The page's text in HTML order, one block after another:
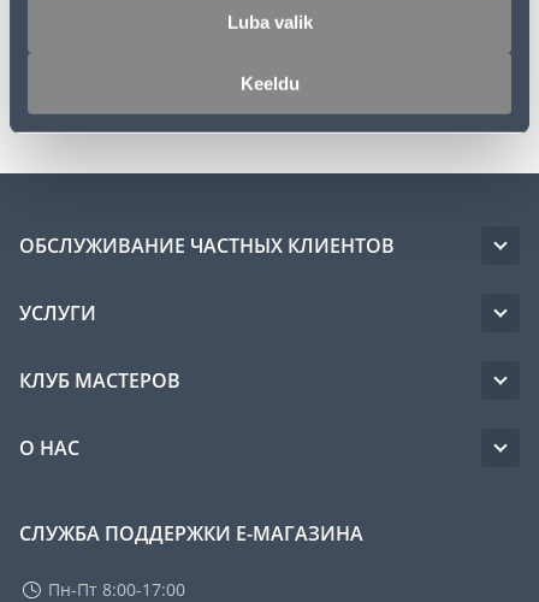
Luba valik
Keeldu
ОБСЛУЖИВАНИЕ ЧАСТНЫХ КЛИЕНТОВ
УСЛУГИ
КЛУБ МАСТЕРОВ
О НАС
СЛУЖБА ПОДДЕРЖКИ Е-МАГАЗИНА
Пн-Пт 8:00-17:00